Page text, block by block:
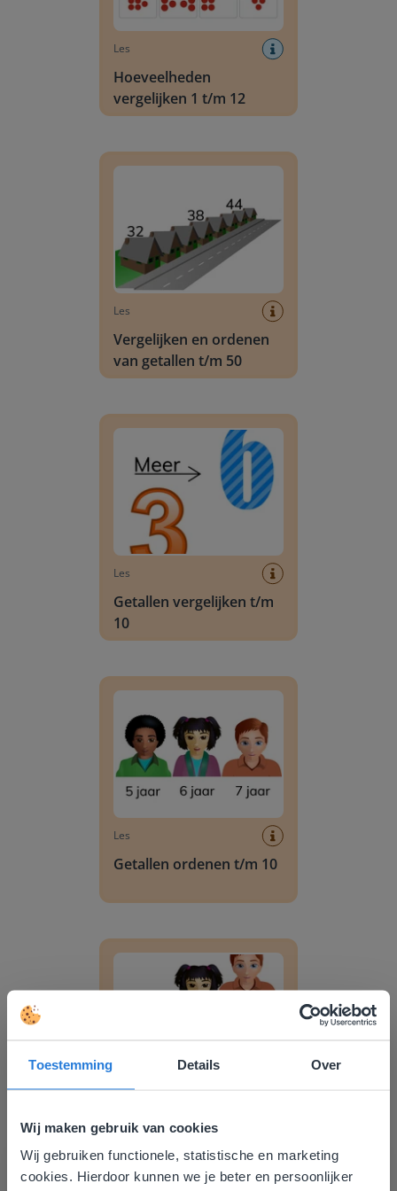
Toestemming Details Over
Wij maken gebruik van cookies
Wij gebruiken functionele, statistische en marketing
cookies. Hierdoor kunnen we je beter en persoonlijker
Les
Hoeveelheden
vergelijken 1 t/m 12
Les
Vergelijken en ordenen
van getallen t/m 50
Les
Getallen vergelijken t/m
10
Les
Getallen ordenen t/m 10
Getallen vergelijken en
ordenen t/m 10
Deze website komt niet